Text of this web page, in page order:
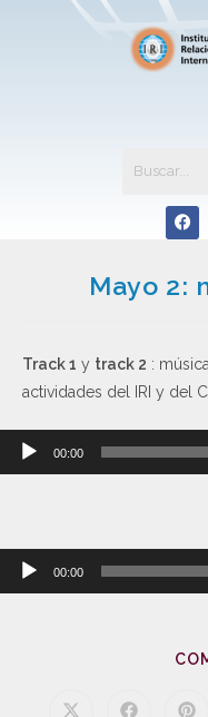
Mayo 2:
Track 1 y track 2 :
actividades del IRI y del
Reproductor
00:00
Reproductor
00:00